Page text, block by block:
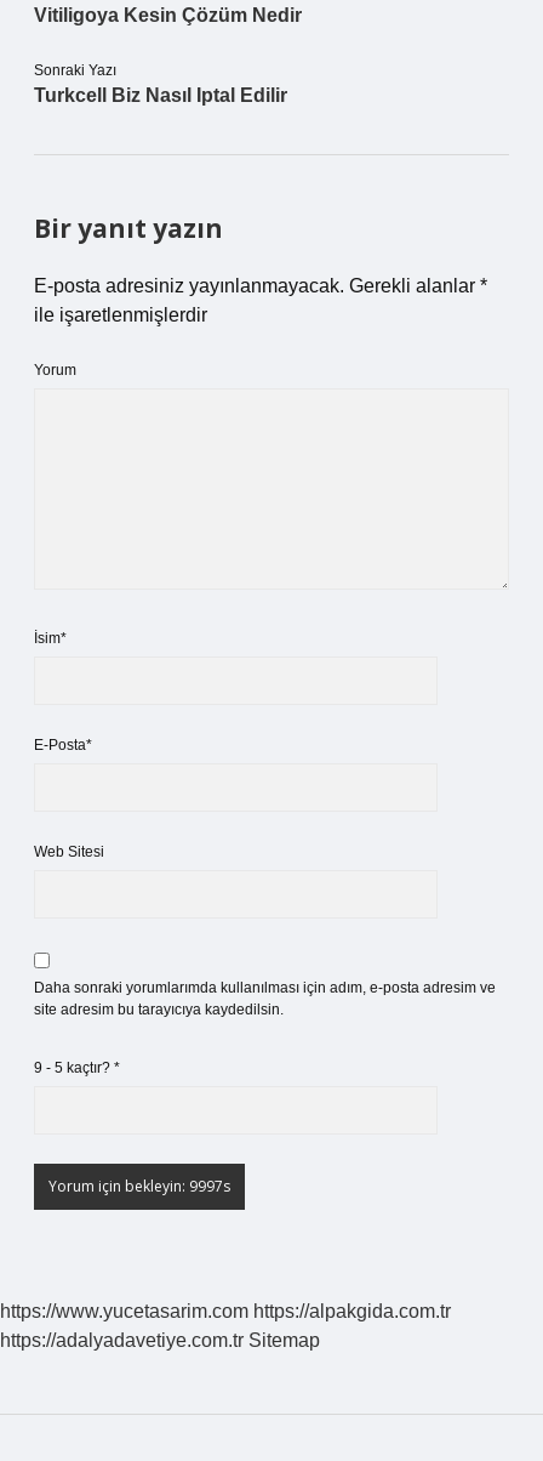
Vitiligoya Kesin Çözüm Nedir
Sonraki Yazı
Turkcell Biz Nasıl Iptal Edilir
Bir yanıt yazın
E-posta adresiniz yayınlanmayacak. Gerekli alanlar *
ile işaretlenmişlerdir
Yorum
İsim*
E-Posta*
Web Sitesi
Daha sonraki yorumlarımda kullanılması için adım, e-posta adresim ve
site adresim bu tarayıcıya kaydedilsin.
9 - 5 kaçtır? *
https://www.yucetasarim.com https://alpakgida.com.tr
https://adalyadavetiye.com.tr Sitemap